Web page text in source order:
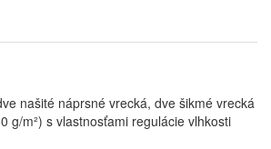
našité náprsné vrecká, dve šikmé vrecká
g/m²) s vlastnosťami regulácie vlhkosti